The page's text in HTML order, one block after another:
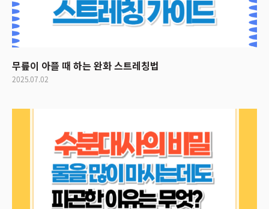
무릎이 아플 때 하는 완화 스트레칭법
2025.07.02